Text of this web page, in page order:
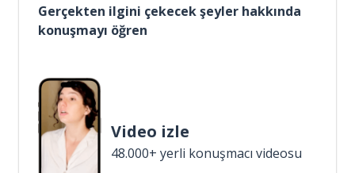
Gerçekten ilgini çekecek şeyler hakkında
konuşmayı öğren
Video izle
48.000+ yerli konuşmacı videosu